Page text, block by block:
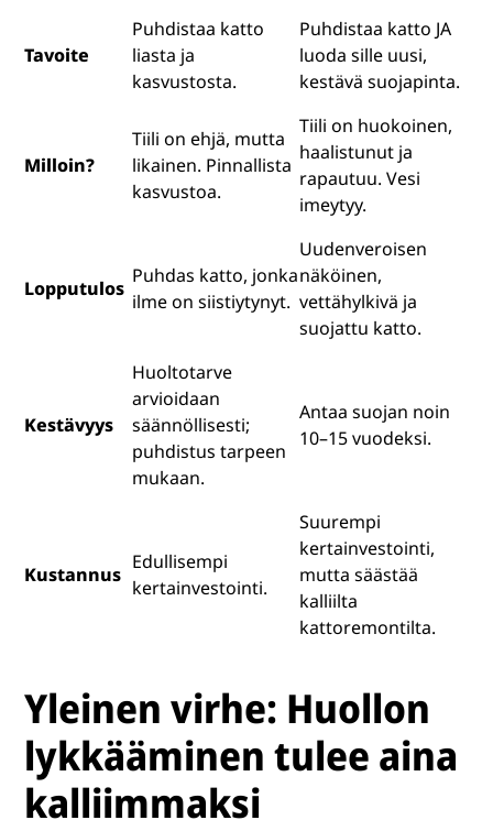
Tavoite
Puhdistaa katto
liasta ja
kasvustosta.
Puhdistaa katto JA
luoda sille uusi,
kestävä suojapinta.
Milloin?
Tiili on ehjä, mutta
likainen. Pinnallista
kasvustoa.
Tiili on huokoinen,
haalistunut ja
rapautuu. Vesi
imeytyy.
Lopputulos
Puhdas katto, jonka
ilme on siistiytynyt.
Uudenveroisen
näköinen,
vettähylkivä ja
suojattu katto.
Kestävyys
Huoltotarve
arvioidaan
säännöllisesti;
puhdistus tarpeen
mukaan.
Antaa suojan noin
10–15 vuodeksi.
Kustannus
Edullisempi
kertainvestointi.
Suurempi
kertainvestointi,
mutta säästää
kalliilta
kattoremontilta.
Yleinen virhe: Huollon
lykkääminen tulee aina
kalliimmaksi